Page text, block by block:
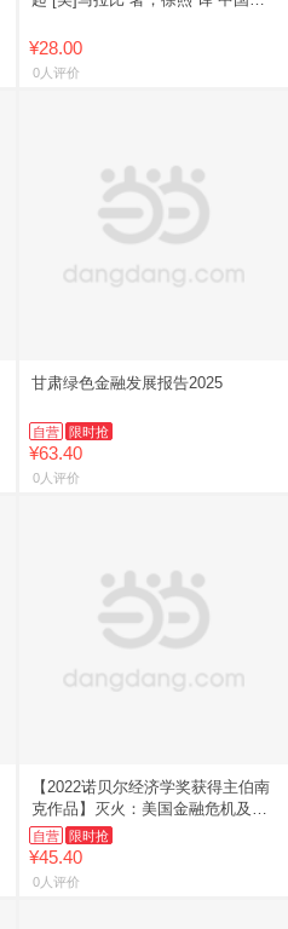
¥28.00
0人评价
甘肃绿色金融发展报告2025
自营 限时抢
¥63.40
0人评价
【2022诺贝尔经济学奖获得主伯南
克作品】灭火：美国金融危机及其
教训（团购请致电400-106-6666转
6）
自营 限时抢
¥45.40
0人评价